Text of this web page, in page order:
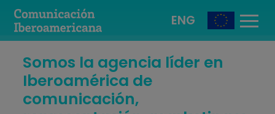
ENG
Somos la agencia líder en
Iberoamérica de
comunicación,